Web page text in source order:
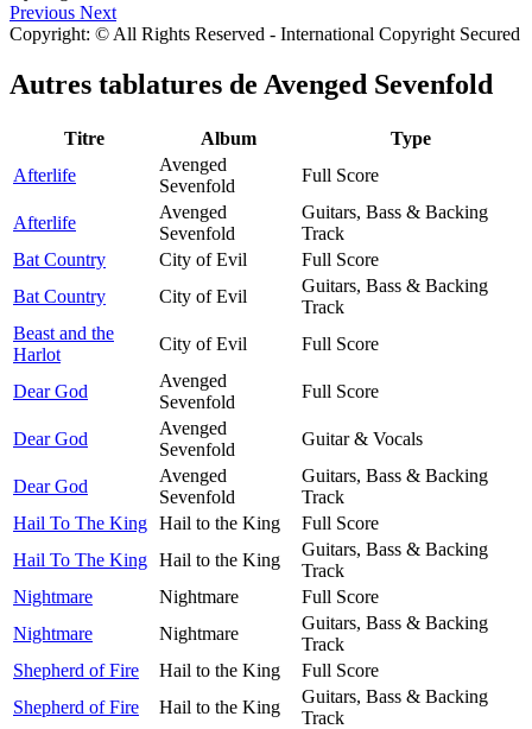
Previous Next
Copyright: © All Rights Reserved - International Copyright Secured
Autres tablatures de Avenged Sevenfold
Titre Album
Type
Afterlife
Avenged
Sevenfold
Full Score
Afterlife
Avenged
Sevenfold
Guitars, Bass & Backing
Track
Bat Country
City of Evil
Full Score
Bat Country
City of Evil
Guitars, Bass & Backing
Track
Beast and the
Harlot
City of Evil Full Score
Dear God
Avenged
Sevenfold
Full Score
Dear God
Avenged
Sevenfold
Guitar & Vocals
Dear God
Avenged
Sevenfold
Guitars, Bass & Backing
Track
Hail To The King Hail to the King
Full Score
Hail To The King Hail to the King
Guitars, Bass & Backing
Track
Nightmare
Nightmare
Full Score
Nightmare
Nightmare
Guitars, Bass & Backing
Track
Shepherd of Fire
Hail to the King
Full Score
Shepherd of Fire
Hail to the King
Guitars, Bass & Backing
Track